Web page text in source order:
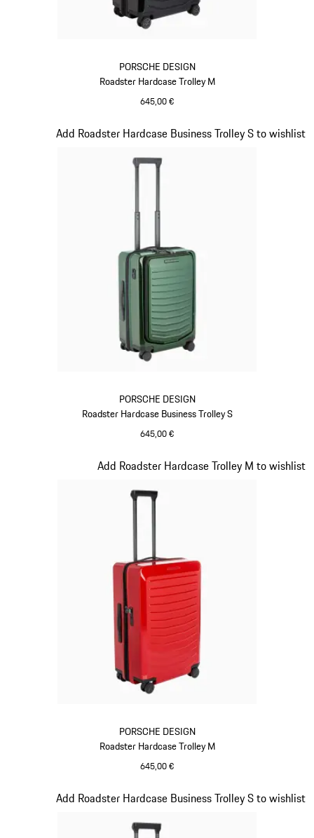
PORSCHE DESIGN
Roadster Hardcase Trolley M
645,00 €
PORSCHE DESIGN
Roadster Hardcase Business Trolley S
645,00 €
Add Roadster Hardcase Business Trolley S to wishlist
Slide 12 von 20
PORSCHE DESIGN
Roadster Hardcase Trolley M
645,00 €
Add Roadster Hardcase Trolley M to wishlist
Add Roadster Hardcase Business Trolley S to wishlist
Slide 14 von 20